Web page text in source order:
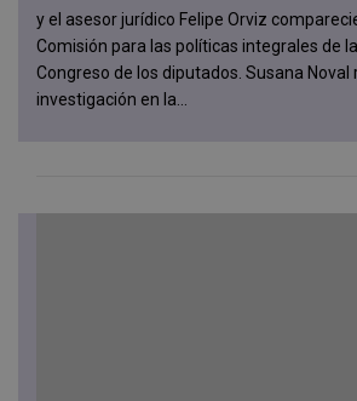
y el asesor jurídico Felipe Orviz
Comisión para las políticas integrales de
Congreso de los diputados. Susana Noval
investigación en la...